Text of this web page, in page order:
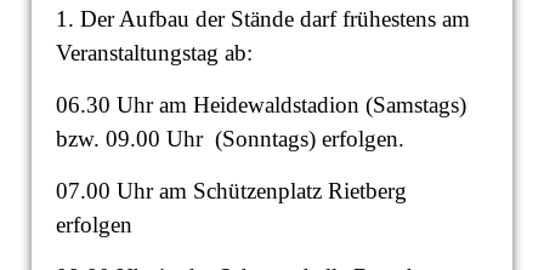
1. Der Aufbau der Stände darf frühestens am
Veranstaltungstag ab:
06.30 Uhr am Heidewaldstadion (Samstags)
bzw. 09.00 Uhr (Sonntags) erfolgen.
07.00 Uhr am Schützenplatz Rietberg
erfolgen